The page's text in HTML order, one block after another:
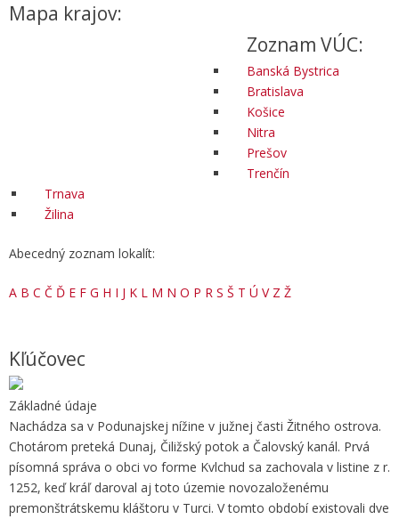
Mapa krajov:
Zoznam VÚC:
Banská Bystrica
Bratislava
Košice
Nitra
Prešov
Trenčín
Trnava
Žilina
Abecedný zoznam lokalít:
A B C Č Ď E F G H I J K L M N O P R S Š T Ú V Z Ž
Kľúčovec
Základné údaje
Nachádza sa v Podunajskej nížine v južnej časti Žitného ostrova.
Chotárom preteká Dunaj, Čiližský potok a Čalovský kanál. Prvá
písomná správa o obci vo forme Kvlchud sa zachovala v listine z r.
1252, keď kráľ daroval aj toto územie novozaloženému
premonštrátskemu kláštoru v Turci. V tomto období existovali dve